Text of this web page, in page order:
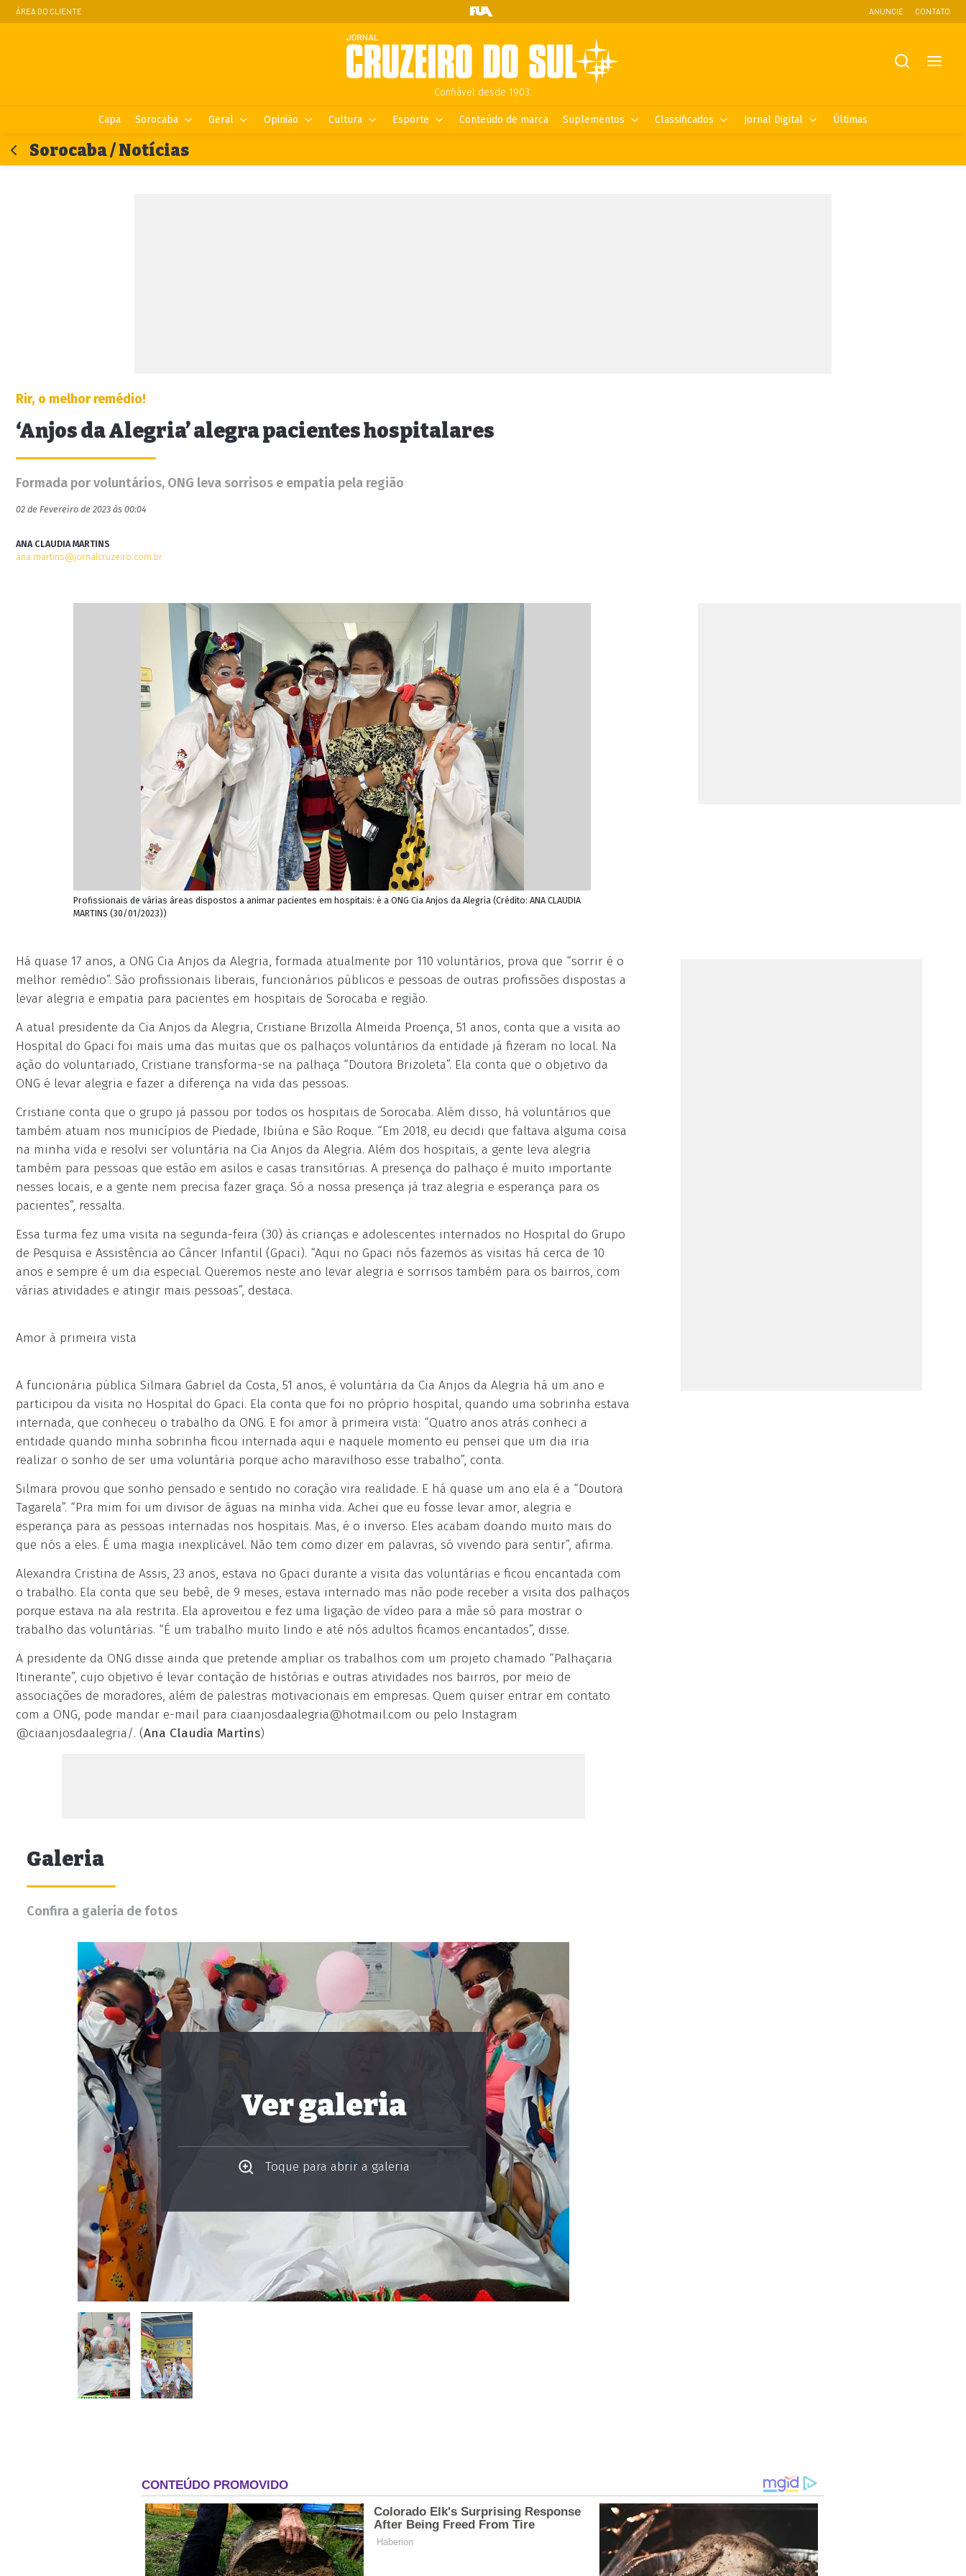
ÁREA DO CLIENTE ANUNCIE CONTATO
Confiável desde 1903.
Capa Sorocaba Geral Opinião Cultura Esporte Conteúdo de marca Suplementos Classificados Jornal Digital Últimas
Sorocaba / Notícias
Rir, o melhor remédio!
‘Anjos da Alegria’ alegra pacientes hospitalares
Formada por voluntários, ONG leva sorrisos e empatia pela região
02 de Fevereiro de 2023 às 00:04
ANA CLAUDIA MARTINS
ana.martins@jornalcruzeiro.com.br
Profissionais de várias áreas dispostos a animar pacientes em hospitais: é a ONG Cia Anjos da Alegria (Crédito: ANA CLAUDIA
MARTINS (30/01/2023))
Há quase 17 anos, a ONG Cia Anjos da Alegria, formada atualmente por 110 voluntários, prova que “sorrir é o
melhor remédio”. São profissionais liberais, funcionários públicos e pessoas de outras profissões dispostas a
levar alegria e empatia para pacientes em hospitais de Sorocaba e região.
A atual presidente da Cia Anjos da Alegria, Cristiane Brizolla Almeida Proença, 51 anos, conta que a visita ao
Hospital do Gpaci foi mais uma das muitas que os palhaços voluntários da entidade já fizeram no local. Na
ação do voluntariado, Cristiane transforma-se na palhaça “Doutora Brizoleta”. Ela conta que o objetivo da
ONG é levar alegria e fazer a diferença na vida das pessoas.
Cristiane conta que o grupo já passou por todos os hospitais de Sorocaba. Além disso, há voluntários que
também atuam nos municípios de Piedade, Ibiúna e São Roque. “Em 2018, eu decidi que faltava alguma coisa
na minha vida e resolvi ser voluntária na Cia Anjos da Alegria. Além dos hospitais, a gente leva alegria
também para pessoas que estão em asilos e casas transitórias. A presença do palhaço é muito importante
nesses locais, e a gente nem precisa fazer graça. Só a nossa presença já traz alegria e esperança para os
pacientes”, ressalta.
Essa turma fez uma visita na segunda-feira (30) às crianças e adolescentes internados no Hospital do Grupo
de Pesquisa e Assistência ao Câncer Infantil (Gpaci). “Aqui no Gpaci nós fazemos as visitas há cerca de 10
anos e sempre é um dia especial. Queremos neste ano levar alegria e sorrisos também para os bairros, com
várias atividades e atingir mais pessoas”, destaca.
Amor à primeira vista
A funcionária pública Silmara Gabriel da Costa, 51 anos, é voluntária da Cia Anjos da Alegria há um ano e
participou da visita no Hospital do Gpaci. Ela conta que foi no próprio hospital, quando uma sobrinha estava
internada, que conheceu o trabalho da ONG. E foi amor à primeira vista: “Quatro anos atrás conheci a
entidade quando minha sobrinha ficou internada aqui e naquele momento eu pensei que um dia iria
realizar o sonho de ser uma voluntária porque acho maravilhoso esse trabalho”, conta.
Silmara provou que sonho pensado e sentido no coração vira realidade. E há quase um ano ela é a “Doutora
Tagarela”. “Pra mim foi um divisor de águas na minha vida. Achei que eu fosse levar amor, alegria e
esperança para as pessoas internadas nos hospitais. Mas, é o inverso. Eles acabam doando muito mais do
que nós a eles. É uma magia inexplicável. Não tem como dizer em palavras, só vivendo para sentir”, afirma.
Alexandra Cristina de Assis, 23 anos, estava no Gpaci durante a visita das voluntárias e ficou encantada com
o trabalho. Ela conta que seu bebê, de 9 meses, estava internado mas não pode receber a visita dos palhaços
porque estava na ala restrita. Ela aproveitou e fez uma ligação de vídeo para a mãe só para mostrar o
trabalho das voluntárias. “É um trabalho muito lindo e até nós adultos ficamos encantados”, disse.
A presidente da ONG disse ainda que pretende ampliar os trabalhos com um projeto chamado “Palhaçaria
Itinerante”, cujo objetivo é levar contação de histórias e outras atividades nos bairros, por meio de
associações de moradores, além de palestras motivacionais em empresas. Quem quiser entrar em contato
com a ONG, pode mandar e-mail para ciaanjosdaalegria@hotmail.com ou pelo Instagram
@ciaanjosdaalegria/. (Ana Claudia Martins)
Galeria
Confira a galeria de fotos
Ver galeria
Toque para abrir a galeria